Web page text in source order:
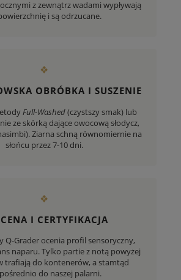
z zewnątrz wadami wypływają
i są odrzucane.
❖
OBRÓBKA I SUSZENIE
Full-Washed(czystszy smak) lub
ze skórką dające owocową słodycz,
Ziarna schną równomiernie na
słońcu przez 7-10 dni.
❖
I CERTYFIKACJA
Q-Grader ocenia profil sensoryczny,
naparu. Tylko partie z notą powyżej
trafiają do kontenerów, a stamtąd
do naszej palarni.